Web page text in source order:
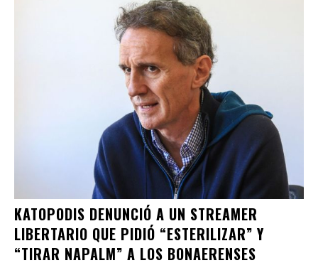
KATOPODIS DENUNCIÓ A UN STREAMER
LIBERTARIO QUE PIDIÓ “ESTERILIZAR” Y
“TIRAR NAPALM” A LOS BONAERENSES